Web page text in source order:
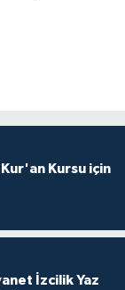
Kursu için
İzcilik Yaz